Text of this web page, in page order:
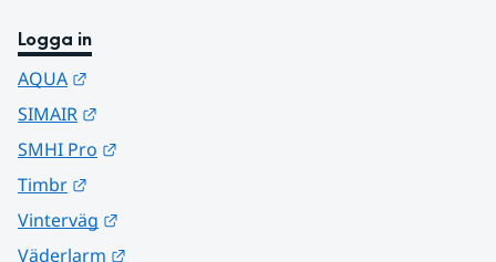
Logga in
AQUA
SIMAIR
SMHI Pro
Timbr
Vinterväg
Väderlarm